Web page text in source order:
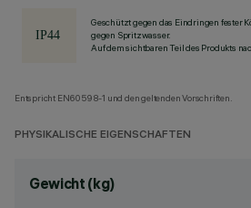
Geschützt gegen das Eindringen fester
gegen Spritzwasser.
Auf dem sichtbaren Teil des Produkts
Entspricht EN60598-1 und den geltenden Vorschriften.
PHYSIKALISCHE EIGENSCHAFTEN
Gewicht (kg)